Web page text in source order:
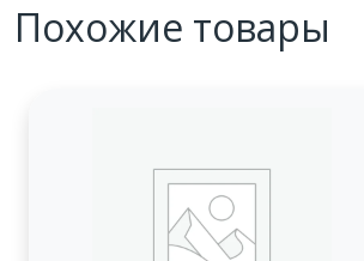
Похожие товары